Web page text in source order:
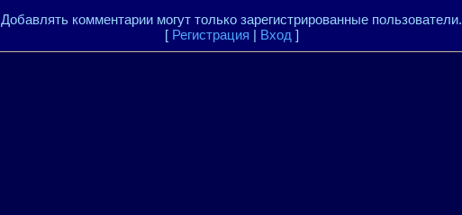
Добавлять комментарии могут только зарегистрированные пользователи.
[ Регистрация | Вход ]